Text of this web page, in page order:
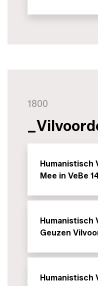
1800
Humanistisch
Mee in VeBe
Humanistisch
Geuzen
Humanistisch